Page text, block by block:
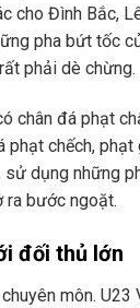
cho Đình Bắc,
pha bứt tốc
phải dè chừng.
chân đá phạt
chếch, phạt
sử dụng những
ra bước ngoặt.
đối thủ lớn
môn. U23